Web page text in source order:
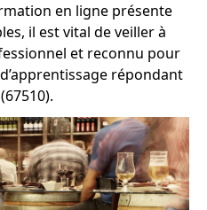
en ligne présente
il est vital de veiller à
et reconnu pour
répondant